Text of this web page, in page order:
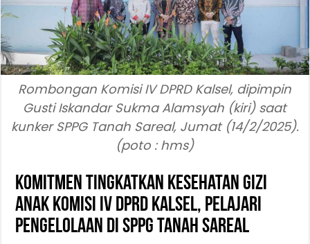
Rombongan Komisi IV DPRD Kalsel, dipimpin
Gusti Iskandar Sukma Alamsyah (kiri) saat
kunker SPPG Tanah Sareal, Jumat (14/2/2025).
(poto : hms)
Komitmen Tingkatkan Kesehatan Gizi
Anak Komisi IV DPRD Kalsel, Pelajari
Pengelolaan di SPPG Tanah Sareal